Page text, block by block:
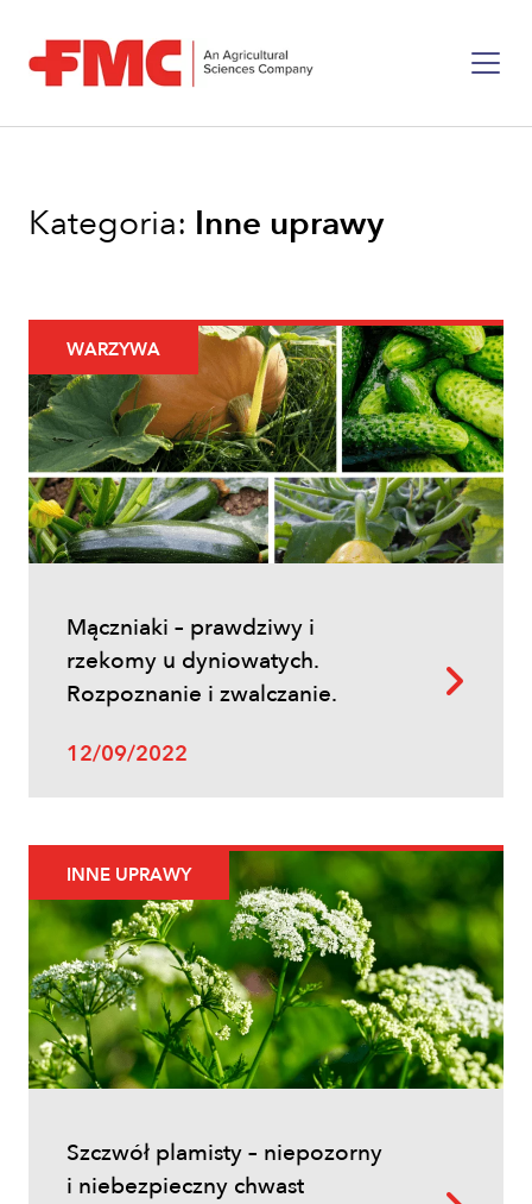
Kategoria: Inne uprawy
WARZYWA
Mączniaki – prawdziwy i
rzekomy u dyniowatych.
Rozpoznanie i zwalczanie.
12/09/2022
INNE UPRAWY
Szczwół plamisty – niepozorny
i niebezpieczny chwast